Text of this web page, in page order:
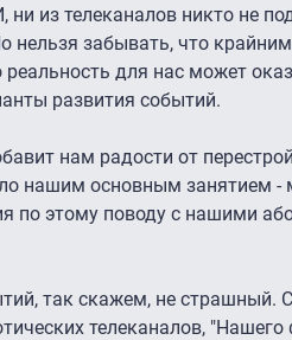
ни из телеканалов никто не
нельзя забывать, что
реальность для нас может
развития событий.
нам радости от
нашим основным занятием
по этому поводу с нашими
так скажем, не страшный.
телеканалов,